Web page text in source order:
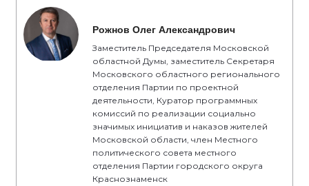
Рожнов Олег Александрович
Заместитель Председателя Московской
областной Думы, заместитель Секретаря
Московского областного регионального
отделения Партии по проектной
деятельности, Куратор программных
комиссий по реализации социально
значимых инициатив и наказов жителей
Московской области, член Местного
политического совета местного
отделения Партии городского округа
Краснознаменск